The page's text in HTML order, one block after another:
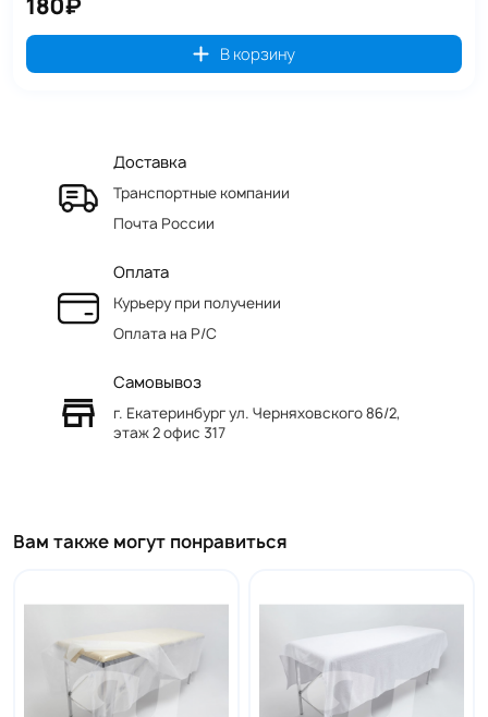
180₽
В корзину
Доставка
Транспортные компании
Почта России
Оплата
Курьеру при получении
Оплата на Р/C
Самовывоз
г. Екатеринбург ул. Черняховского 86/2,
этаж 2 офис 317
Вам также могут понравиться